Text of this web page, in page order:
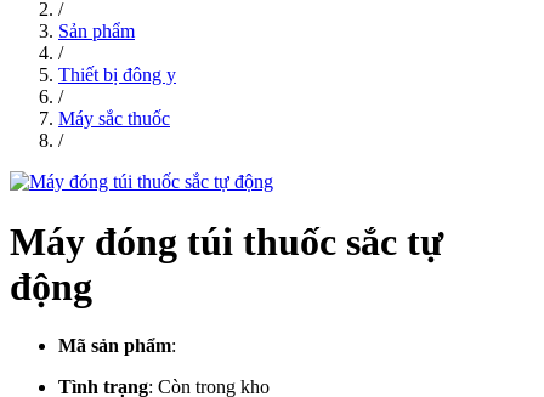
/
Sản phẩm
/
Thiết bị đông y
/
Máy sắc thuốc
/
Máy đóng túi thuốc sắc tự
động
Mã sản phẩm:
Tình trạng: Còn trong kho